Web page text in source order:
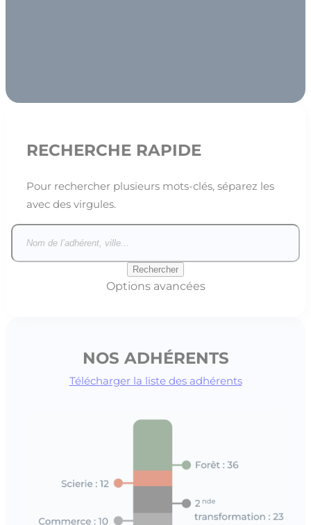
RECHERCHE RAPIDE
Pour rechercher plusieurs mots-clés, séparez les
avec des virgules.
Options avancées
NOS ADHÉRENTS
Télécharger la liste des adhérents